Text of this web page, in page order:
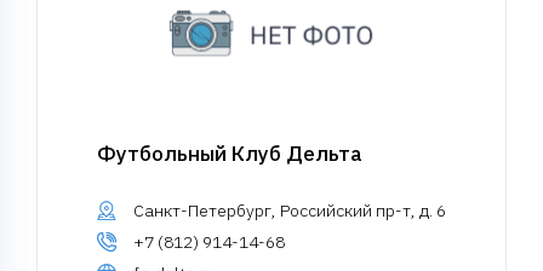
Футбольный Клуб Дельта
Санкт-Петербург, Российский пр-т, д. 6
+7 (812) 914-14-68